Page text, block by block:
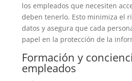
los empleados que necesiten
deben tenerlo. Esto minimiza el
datos y asegura que cada
papel en la protección de la
Formación y
empleados